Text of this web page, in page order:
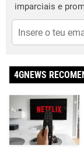
imparciais e
4GNEWS